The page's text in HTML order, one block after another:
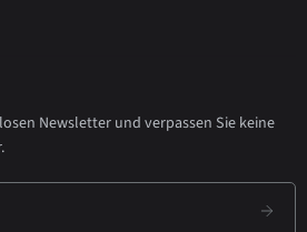
Newsletter und verpassen Sie keine